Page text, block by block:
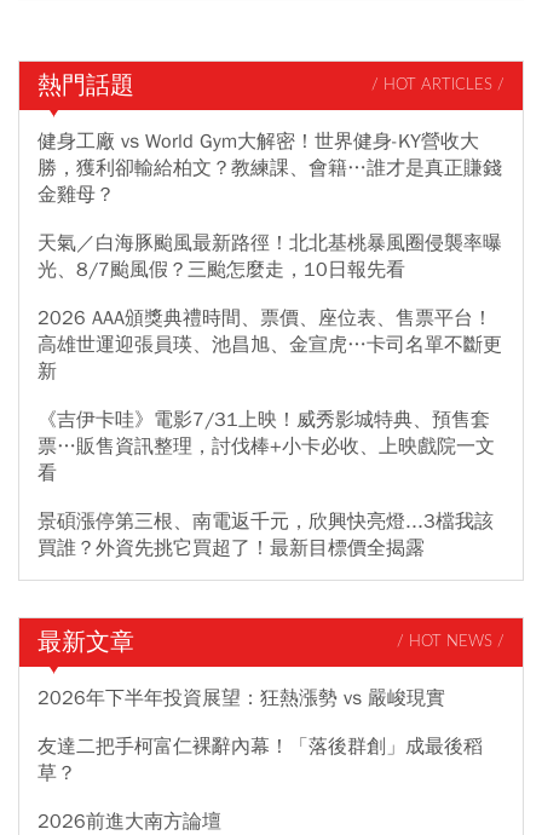
熱門話題 / HOT ARTICLES /
健身工廠 vs World Gym大解密！世界健身-KY營收大
勝，獲利卻輸給柏文？教練課、會籍…誰才是真正賺錢
金雞母？
天氣／白海豚颱風最新路徑！北北基桃暴風圈侵襲率曝
光、8/7颱風假？三颱怎麼走，10日報先看
2026 AAA頒獎典禮時間、票價、座位表、售票平台！
高雄世運迎張員瑛、池昌旭、金宣虎…卡司名單不斷更
新
《吉伊卡哇》電影7/31上映！威秀影城特典、預售套
票…販售資訊整理，討伐棒+小卡必收、上映戲院一文
看
景碩漲停第三根、南電返千元，欣興快亮燈...3檔我該
買誰？外資先挑它買超了！最新目標價全揭露
最新文章 / HOT NEWS /
2026年下半年投資展望：狂熱漲勢 vs 嚴峻現實
友達二把手柯富仁裸辭內幕！「落後群創」成最後稻
草？
2026前進大南方論壇